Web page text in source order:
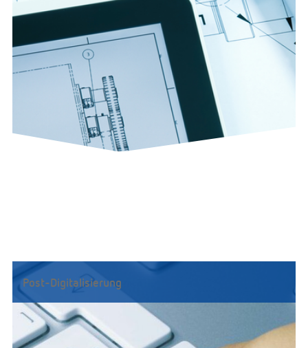
Post-Digitalisierung